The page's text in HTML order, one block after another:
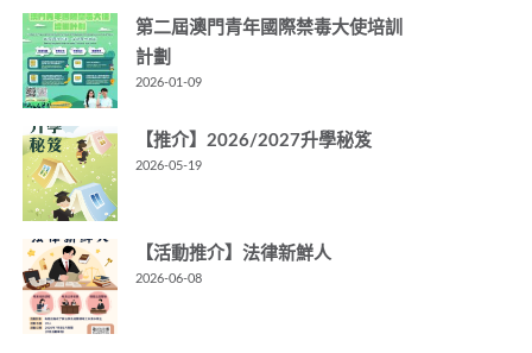
第二屆澳門青年國際禁毒大使培訓
計劃
2026-01-09
【推介】2026/2027升學秘笈
2026-05-19
【活動推介】法律新鮮人
2026-06-08